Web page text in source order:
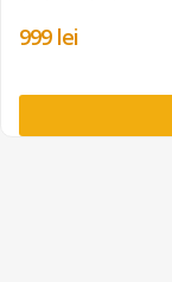
999 lei